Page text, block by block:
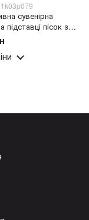
сувенірна
підставці пісок з